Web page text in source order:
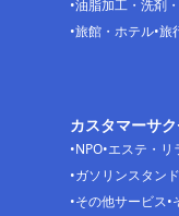
油脂加工・洗剤
旅館・ホテル 旅
カスタマーサ
NPO エステ・リ
ガソリンスタン
その他サービス